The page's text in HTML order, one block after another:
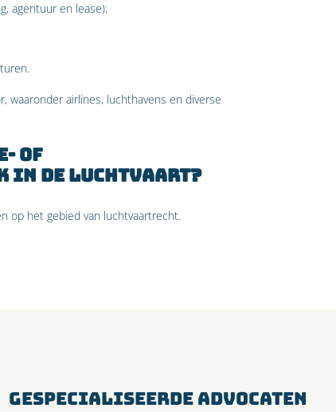
agentuur en lease);
waaronder airlines, luchthavens en diverse
of
in de luchtvaart?
op het gebied van luchtvaartrecht.
GESPECIALISEERDE ADVOCATEN